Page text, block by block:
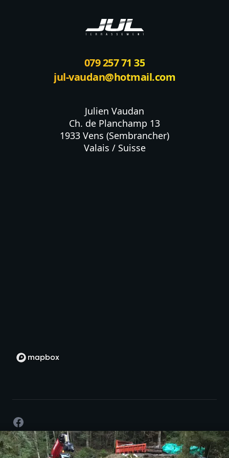
079 257 71 35
jul-vaudan@hotmail.com
Julien Vaudan
Ch. de Planchamp 13
1933 Vens (Sembrancher)
Valais / Suisse
Facebook
©2026- Développement par passion -